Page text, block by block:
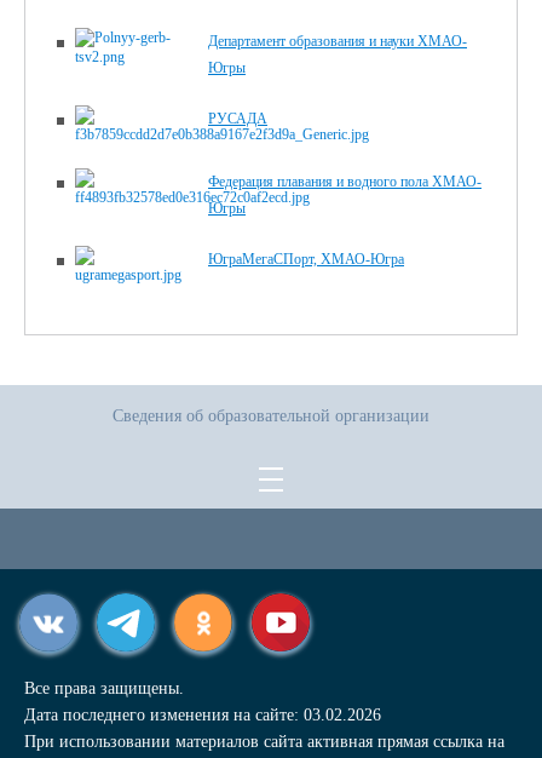
Департамент образования и науки ХМАО-
Югры
РУСАДА
Федерация плавания и водного пола ХМАО-
Югры
ЮграМегаСПорт, ХМАО-Югра
Сведения об образовательной организации
Все права защищены.
Дата последнего изменения на сайте: 03.02.2026
При использовании материалов сайта активная прямая ссылка на